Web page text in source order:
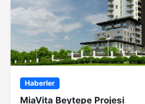
Haberler
MiaVita Beytepe Projesi